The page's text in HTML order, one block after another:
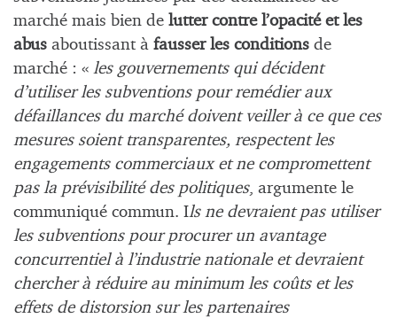
marché mais bien de lutter contre l’opacité et les
abus aboutissant à fausser les conditions de
marché : « les gouvernements qui décident
d’utiliser les subventions pour remédier aux
défaillances du marché doivent veiller à ce que ces
mesures soient transparentes, respectent les
engagements commerciaux et ne compromettent
pas la prévisibilité des politiques, argumente le
communiqué commun. Ils ne devraient pas utiliser
les subventions pour procurer un avantage
concurrentiel à l’industrie nationale et devraient
chercher à réduire au minimum les coûts et les
effets de distorsion sur les partenaires